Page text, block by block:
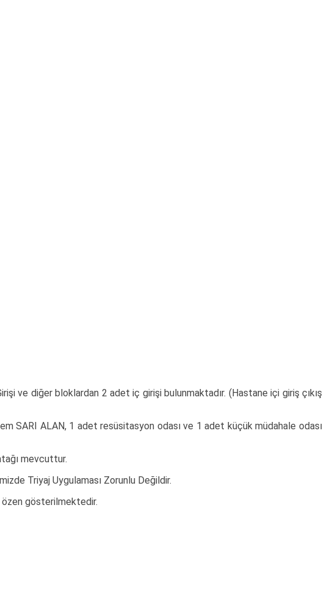
ve diğer bloklardan 2 adet iç girişi bulunmaktadır. (Hastane içi giriş çıkış
SARI ALAN, 1 adet resüsitasyon odası ve 1 adet küçük müdahale odası
mevcuttur.
Triyaj Uygulaması Zorunlu Değildir.
özen gösterilmektedir.